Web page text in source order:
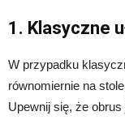
1. Klasyczne
W przypadku
równomiernie na
Upewnij się, że